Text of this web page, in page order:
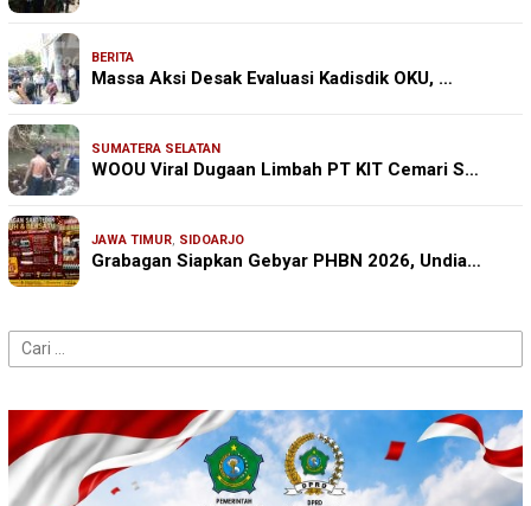
BERITA
Massa Aksi Desak Evaluasi Kadisdik OKU, …
SUMATERA SELATAN
WOOU Viral Dugaan Limbah PT KIT Cemari S…
JAWA TIMUR, SIDOARJO
Grabagan Siapkan Gebyar PHBN 2026, Undia…
Cari
untuk: